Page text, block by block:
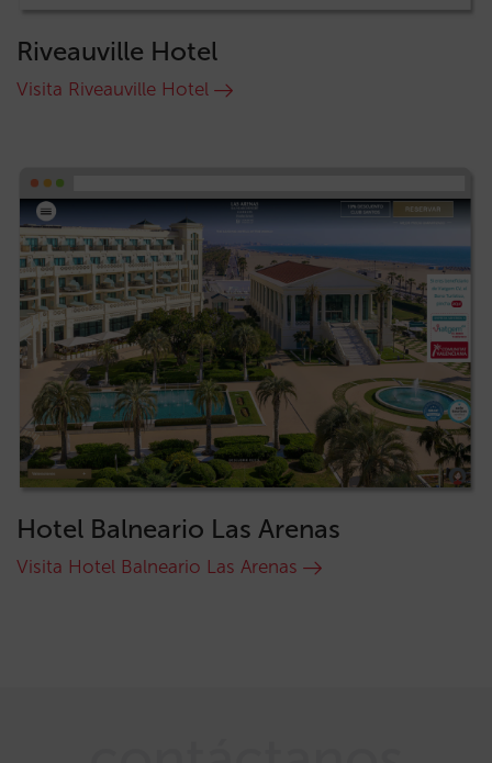
Riveauville Hotel
Visita Riveauville Hotel
Hotel Balneario Las Arenas
Visita Hotel Balneario Las Arenas